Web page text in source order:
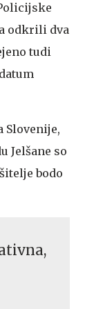
odkrili dva
tudi
Slovenije,
Jelšane so
bodo